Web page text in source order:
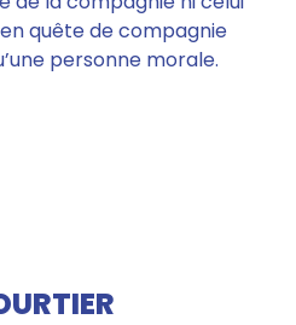
quête de compagnie
personne morale.